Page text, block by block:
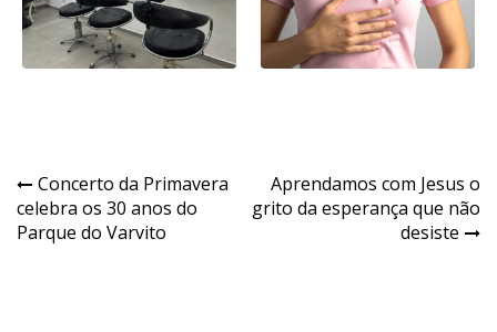
Navegação
de
Concerto da Primavera
celebra os 30 anos do
Parque do Varvito
Aprendamos com Jesus o
grito da esperança que não
desiste